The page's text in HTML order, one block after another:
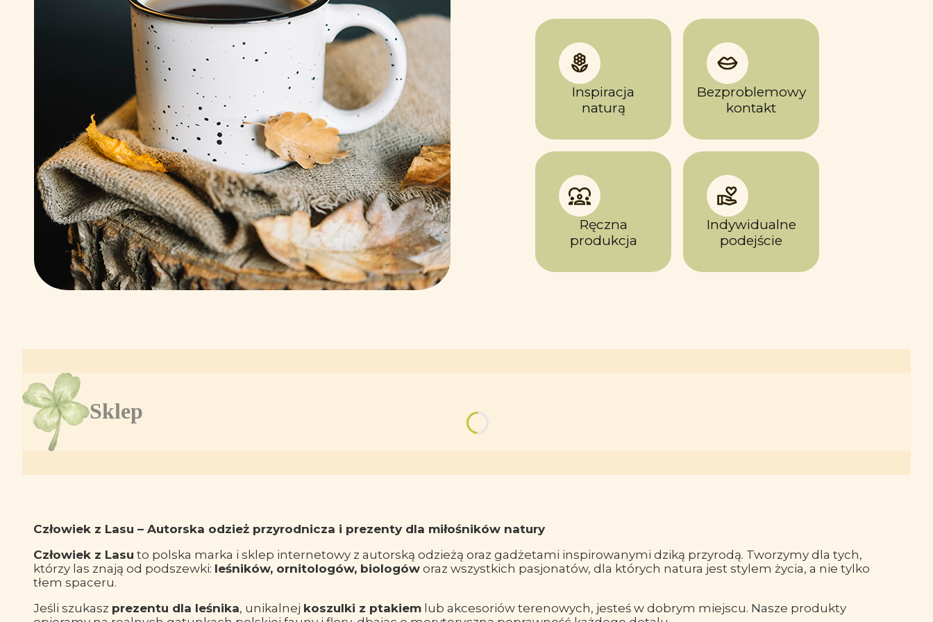
Inspiracja
naturą
Bezproblemowy
kontakt
Ręczna
produkcja
Indywidualne
podejście
Sklep
Człowiek z Lasu – Autorska odzież przyrodnicza i prezenty dla miłośników natury
Człowiek z Lasu to polska marka i sklep internetowy z autorską odzieżą oraz gadżetami inspirowanymi dziką przyrodą. Tworzymy dla tych,
którzy las znają od podszewki: leśników, ornitologów, biologów oraz wszystkich pasjonatów, dla których natura jest stylem życia, a nie tylko
tłem spaceru.
Jeśli szukasz prezentu dla leśnika, unikalnej koszulki z ptakiem lub akcesoriów terenowych, jesteś w dobrym miejscu. Nasze produkty